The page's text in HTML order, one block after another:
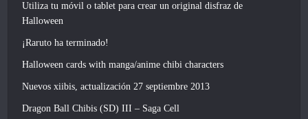
Utiliza tu móvil o tablet para crear un original disfraz de
Halloween
¡Raruto ha terminado!
Halloween cards with manga/anime chibi characters
Nuevos xiibis, actualización 27 septiembre 2013
Dragon Ball Chibis (SD) III – Saga Cell